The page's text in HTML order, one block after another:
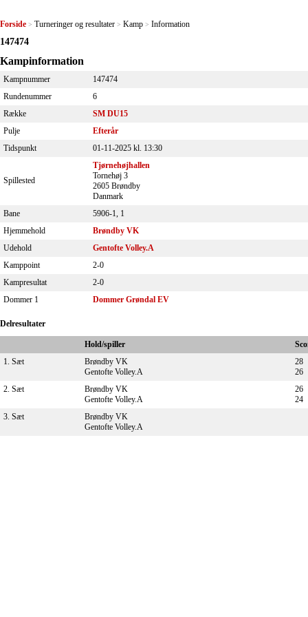
Forside > Turneringer og resultater > Kamp > Information
147474
Kampinformation
Kampnummer
147474
Rundenummer
6
Række
SM DU15
Pulje
Efterår
Tidspunkt
01-11-2025 kl. 13:30
Spillested
Tjørnehøjhallen
Tornehøj 3
2605 Brøndby
Danmark
Bane
5906-1, 1
Hjemmehold
Brøndby VK
Udehold
Gentofte Volley.A
Kamppoint
2-0
Kampresultat
2-0
Dommer 1
Dommer Grøndal EV
Delresultater
Hold/spiller
1. Sæt
Brøndby VK
Gentofte Volley.A
28
26
2. Sæt
Brøndby VK
Gentofte Volley.A
26
24
3. Sæt
Brøndby VK
Gentofte Volley.A